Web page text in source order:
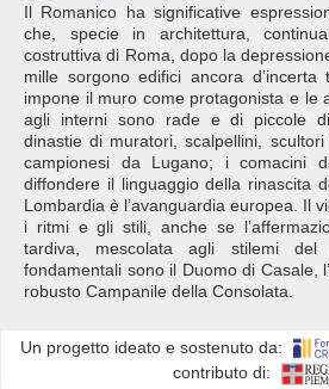
Il Romanico ha significative
che, specie in architettura,
costruttiva di Roma, dopo la
mille sorgono edifici ancora
impone il muro come protagonista e le
agli interni sono rade e di piccole
dinastie di muratori, scalpellini,
campionesi da Lugano; i comacini
diffondere il linguaggio della rinascita
Lombardia è l’avanguardia europea. Il
i ritmi e gli stili, anche se
tardiva, mescolata agli stilemi del
fondamentali sono il Duomo di Casale,
robusto Campanile della Consolata.
Un progetto ideato e sostenuto da:
contributo di: